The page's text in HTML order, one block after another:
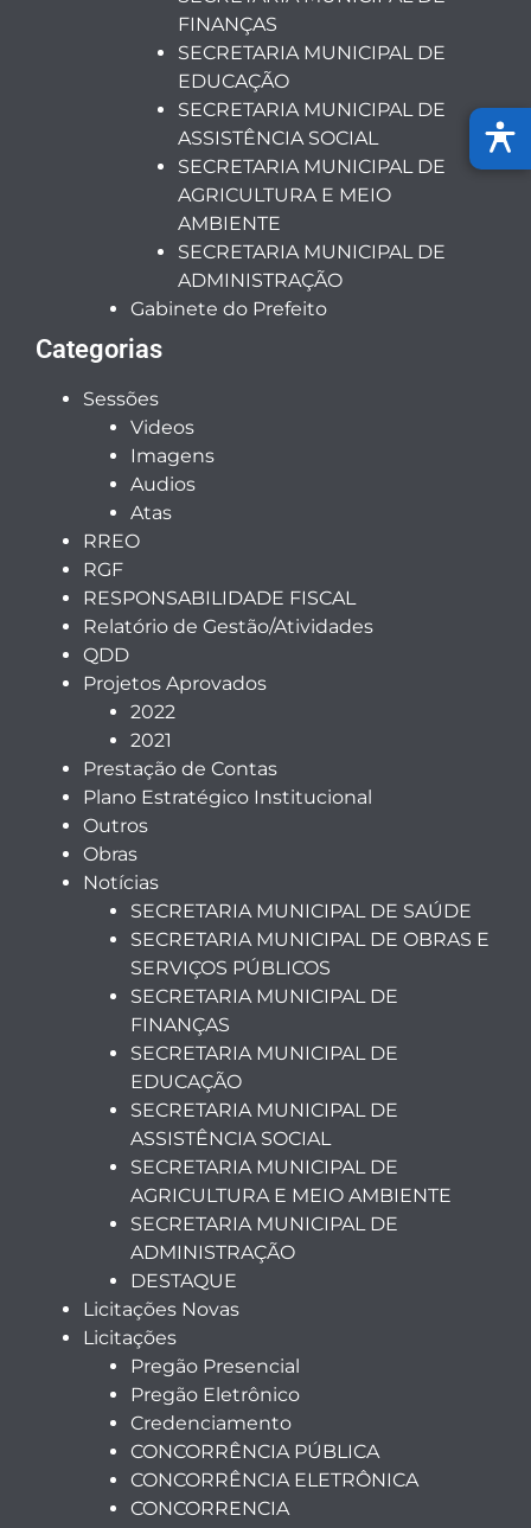
FINANÇAS
SECRETARIA MUNICIPAL DE
EDUCAÇÃO
SECRETARIA MUNICIPAL DE
ASSISTÊNCIA SOCIAL
SECRETARIA MUNICIPAL DE
AGRICULTURA E MEIO
AMBIENTE
SECRETARIA MUNICIPAL DE
ADMINISTRAÇÃO
Gabinete do Prefeito
Categorias
Sessões
Videos
Imagens
Audios
Atas
RREO
RGF
RESPONSABILIDADE FISCAL
Relatório de Gestão/Atividades
QDD
Projetos Aprovados
2022
2021
Prestação de Contas
Plano Estratégico Institucional
Outros
Obras
Notícias
SECRETARIA MUNICIPAL DE SAÚDE
SECRETARIA MUNICIPAL DE OBRAS E
SERVIÇOS PÚBLICOS
SECRETARIA MUNICIPAL DE
FINANÇAS
SECRETARIA MUNICIPAL DE
EDUCAÇÃO
SECRETARIA MUNICIPAL DE
ASSISTÊNCIA SOCIAL
SECRETARIA MUNICIPAL DE
AGRICULTURA E MEIO AMBIENTE
SECRETARIA MUNICIPAL DE
ADMINISTRAÇÃO
DESTAQUE
Licitações Novas
Licitações
Pregão Presencial
Pregão Eletrônico
Credenciamento
CONCORRÊNCIA PÚBLICA
CONCORRÊNCIA ELETRÔNICA
CONCORRENCIA